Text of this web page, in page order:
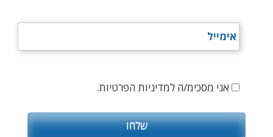
אני מסכימ/ה למדיניות הפרטיות.